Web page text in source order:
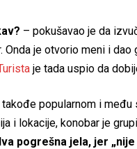
– pokušavao je da
Onda je otvorio meni i dao
je tada uspio da
popularnom i među
i lokacije, konobar je
pogrešna jela, jer